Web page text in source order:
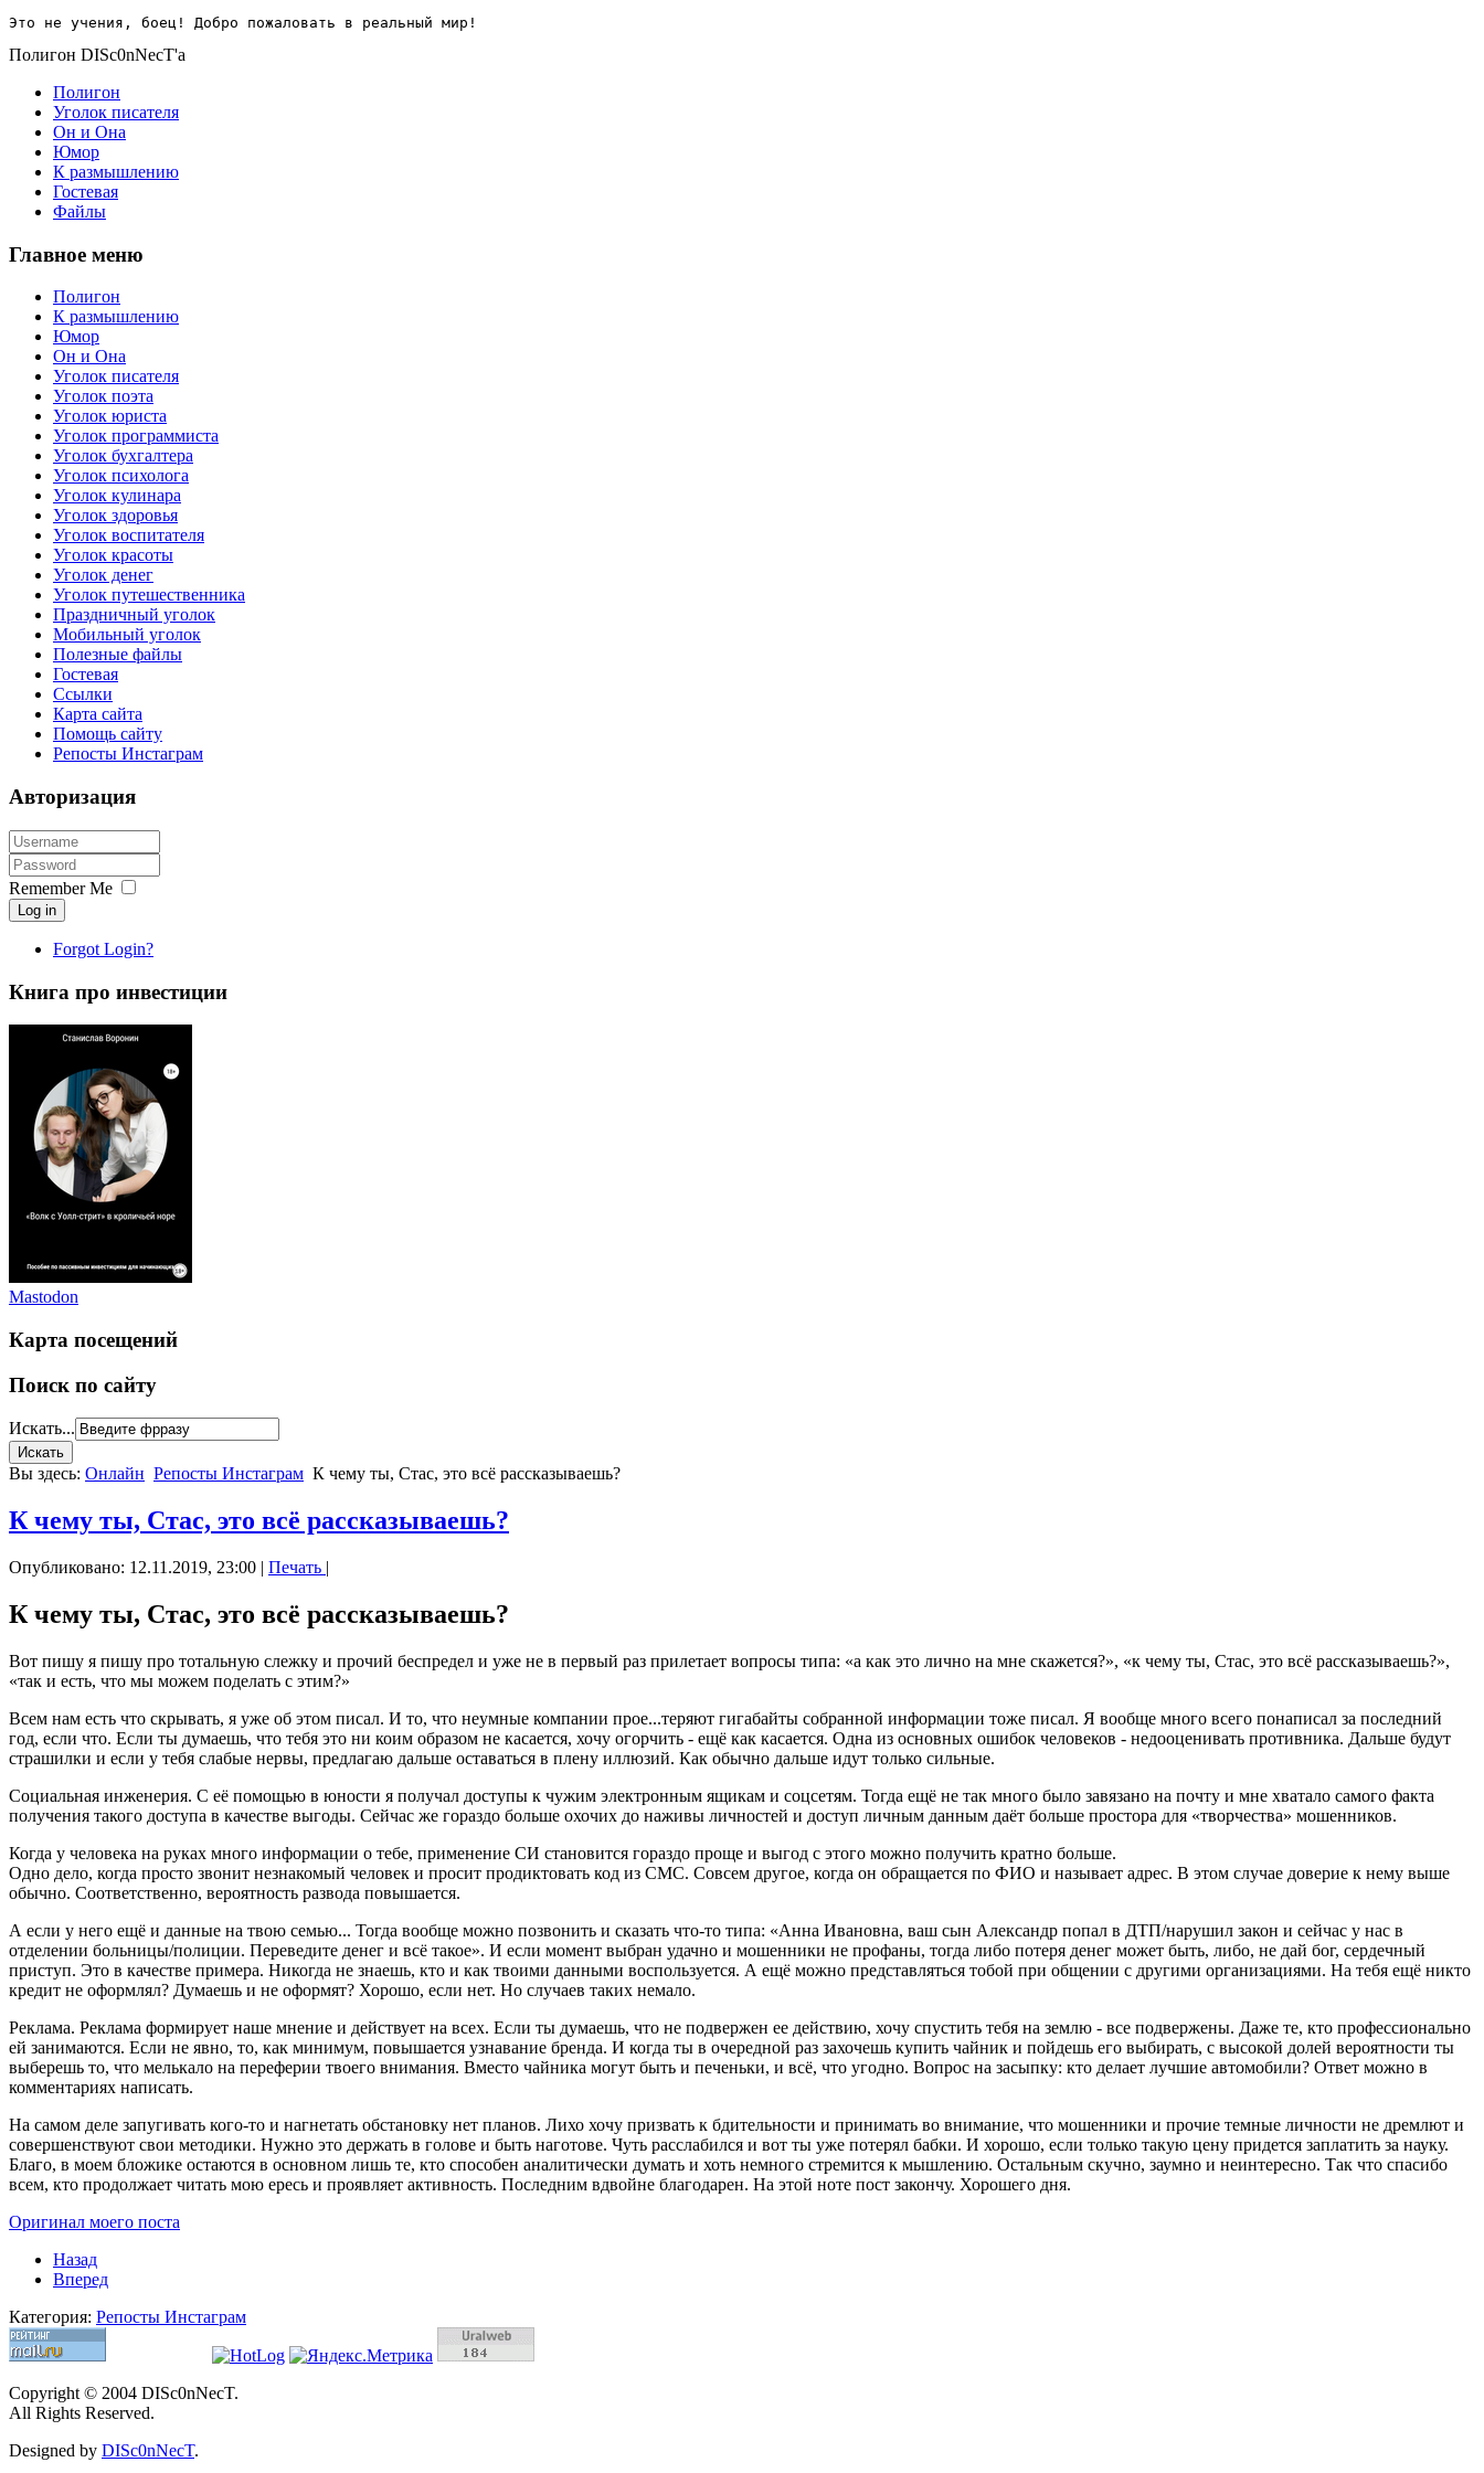
Это не учения, боец! Добро пожаловать в реальный мир!
Полигон DISc0nNecT'a
Полигон
Уголок писателя
Он и Она
Юмор
К размышлению
Гостевая
Файлы
Главное меню
Полигон
К размышлению
Юмор
Он и Она
Уголок писателя
Уголок поэта
Уголок юриста
Уголок программиста
Уголок бухгалтера
Уголок психолога
Уголок кулинара
Уголок здоровья
Уголок воспитателя
Уголок красоты
Уголок денег
Уголок путешественника
Праздничный уголок
Мобильный уголок
Полезные файлы
Гостевая
Ссылки
Карта сайта
Помощь сайту
Репосты Инстаграм
Авторизация
Remember Me
Log in
Forgot Login?
Книга про инвестиции
Mastodon
Карта посещений
Поиск по сайту
Искать...
Вы здесь: Онлайн Репосты Инстаграм К чему ты, Стас, это всё рассказываешь?
К чему ты, Стас, это всё рассказываешь?
Опубликовано: 12.11.2019, 23:00 | Печать |
К чему ты, Стас, это всё рассказываешь?
Вот пишу я пишу про тотальную слежку и прочий беспредел и уже не в первый раз прилетает вопросы типа: «а как это лично на мне скажется?», «к чему ты, Стас, это всё рассказываешь?»,
«так и есть, что мы можем поделать с этим?»
Всем нам есть что скрывать, я уже об этом писал. И то, что неумные компании прое...теряют гигабайты собранной информации тоже писал. Я вообще много всего понаписал за последний
год, если что. Если ты думаешь, что тебя это ни коим образом не касается, хочу огорчить - ещё как касается. Одна из основных ошибок человеков - недооценивать противника. Дальше будут
страшилки и если у тебя слабые нервы, предлагаю дальше оставаться в плену иллюзий. Как обычно дальше идут только сильные.
Социальная инженерия. С её помощью в юности я получал доступы к чужим электронным ящикам и соцсетям. Тогда ещё не так много было завязано на почту и мне хватало самого факта
получения такого доступа в качестве выгоды. Сейчас же гораздо больше охочих до наживы личностей и доступ личным данным даёт больше простора для «творчества» мошенников.
Когда у человека на руках много информации о тебе, применение СИ становится гораздо проще и выгод с этого можно получить кратно больше.
Одно дело, когда просто звонит незнакомый человек и просит продиктовать код из СМС. Совсем другое, когда он обращается по ФИО и называет адрес. В этом случае доверие к нему выше
обычно. Соответственно, вероятность развода повышается.
А если у него ещё и данные на твою семью... Тогда вообще можно позвонить и сказать что-то типа: «Анна Ивановна, ваш сын Александр попал в ДТП/нарушил закон и сейчас у нас в
отделении больницы/полиции. Переведите денег и всё такое». И если момент выбран удачно и мошенники не профаны, тогда либо потеря денег может быть, либо, не дай бог, сердечный
приступ. Это в качестве примера. Никогда не знаешь, кто и как твоими данными воспользуется. А ещё можно представляться тобой при общении с другими организациями. На тебя ещё никто
кредит не оформлял? Думаешь и не оформят? Хорошо, если нет. Но случаев таких немало.
Реклама. Реклама формирует наше мнение и действует на всех. Если ты думаешь, что не подвержен ее действию, хочу спустить тебя на землю - все подвержены. Даже те, кто профессионально
ей занимаются. Если не явно, то, как минимум, повышается узнавание бренда. И когда ты в очередной раз захочешь купить чайник и пойдешь его выбирать, с высокой долей вероятности ты
выберешь то, что мелькало на переферии твоего внимания. Вместо чайника могут быть и печеньки, и всё, что угодно. Вопрос на засыпку: кто делает лучшие автомобили? Ответ можно в
комментариях написать.
На самом деле запугивать кого-то и нагнетать обстановку нет планов. Лихо хочу призвать к бдительности и принимать во внимание, что мошенники и прочие темные личности не дремлют и
совершенствуют свои методики. Нужно это держать в голове и быть наготове. Чуть расслабился и вот ты уже потерял бабки. И хорошо, если только такую цену придется заплатить за науку.
Благо, в моем бложике остаются в основном лишь те, кто способен аналитически думать и хоть немного стремится к мышлению. Остальным скучно, заумно и неинтересно. Так что спасибо
всем, кто продолжает читать мою ересь и проявляет активность. Последним вдвойне благодарен. На этой ноте пост закончу. Хорошего дня.
Оригинал моего поста
Назад
Вперед
Категория: Репосты Инстаграм
Copyright © 2004 DISc0nNecT.
All Rights Reserved.
Designed by DISc0nNecT.